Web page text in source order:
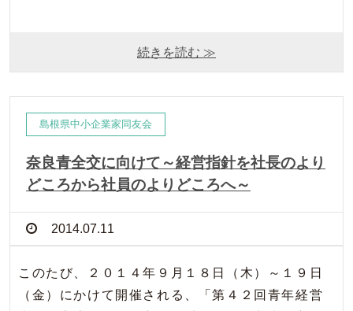
続きを読む ≫
島根県中小企業家同友会
奈良青全交に向けて～経営指針を社長のより
どころから社員のよりどころへ～
2014.07.11
このたび、２０１４年９月１８日（木）～１９日
（金）にかけて開催される、「第４２回青年経営